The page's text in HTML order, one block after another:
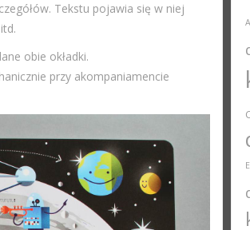
Tekstu pojawia się w niej
obie okładki.
przy akompaniamencie